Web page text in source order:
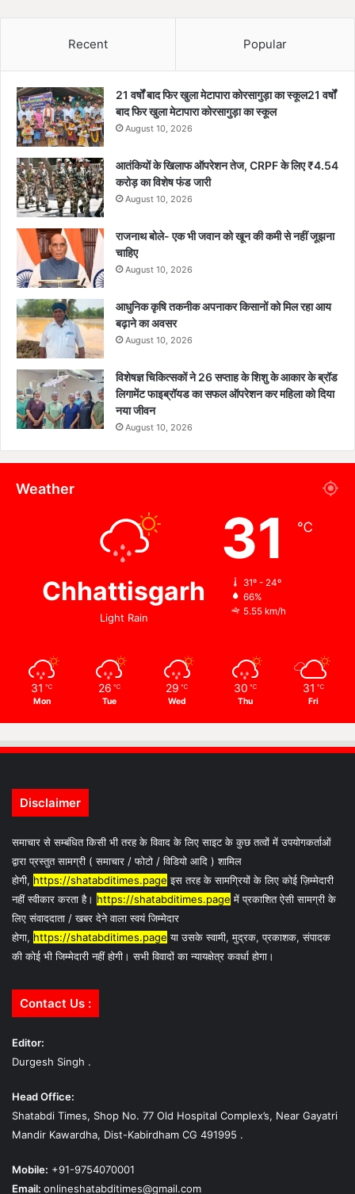
Recent Popular
21 वर्षों बाद फिर खुला मेटापारा कोरसागुड़ा का स्कूल21 वर्षों
बाद फिर खुला मेटापारा कोरसागुड़ा का स्कूल
August 10, 2026
आतंकियों के खिलाफ ऑपरेशन तेज, CRPF के लिए ₹4.54
करोड़ का विशेष फंड जारी
August 10, 2026
राजनाथ बोले- एक भी जवान को खून की कमी से नहीं जूझना
चाहिए
August 10, 2026
आधुनिक कृषि तकनीक अपनाकर किसानों को मिल रहा आय
बढ़ाने का अवसर
August 10, 2026
विशेषज्ञ चिकित्सकों ने 26 सप्ताह के शिशु के आकार के ब्रॉड
लिगामेंट फाइब्रॉयड का सफल ऑपरेशन कर महिला को दिया
नया जीवन
August 10, 2026
Weather
Chhattisgarh
Light Rain
31 ℃
31º - 24º
66%
5.55 km/h
31 ℃
Mon
26 ℃
Tue
29 ℃
Wed
30 ℃
Thu
31 ℃
Fri
Disclaimer
समाचार से सम्बंधित किसी भी तरह के विवाद के लिए साइट के कुछ तत्वों में उपयोगकर्ताओं
द्वारा प्रस्तुत सामग्री ( समाचार / फोटो / विडियो आदि ) शामिल
होगी, https://shatabditimes.page इस तरह के सामग्रियों के लिए कोई ज़िम्मेदारी
नहीं स्वीकार करता है। https://shatabditimes.page में प्रकाशित ऐसी सामग्री के
लिए संवाददाता / खबर देने वाला स्वयं जिम्मेदार
होगा, https://shatabditimes.page या उसके स्वामी, मुद्रक, प्रकाशक, संपादक
की कोई भी जिम्मेदारी नहीं होगी। सभी विवादों का न्यायक्षेत्र कवर्धा होगा।
Contact Us :
Editor:
Durgesh Singh .
Head Office:
Shatabdi Times, Shop No. 77 Old Hospital Complex’s, Near Gayatri
Mandir Kawardha, Dist-Kabirdham CG 491995 .
Mobile: +91-9754070001
Email: onlineshatabditimes@gmail.com